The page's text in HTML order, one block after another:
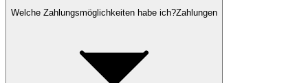
Welche Zahlungsmöglichkeiten habe ich?Zahlungen